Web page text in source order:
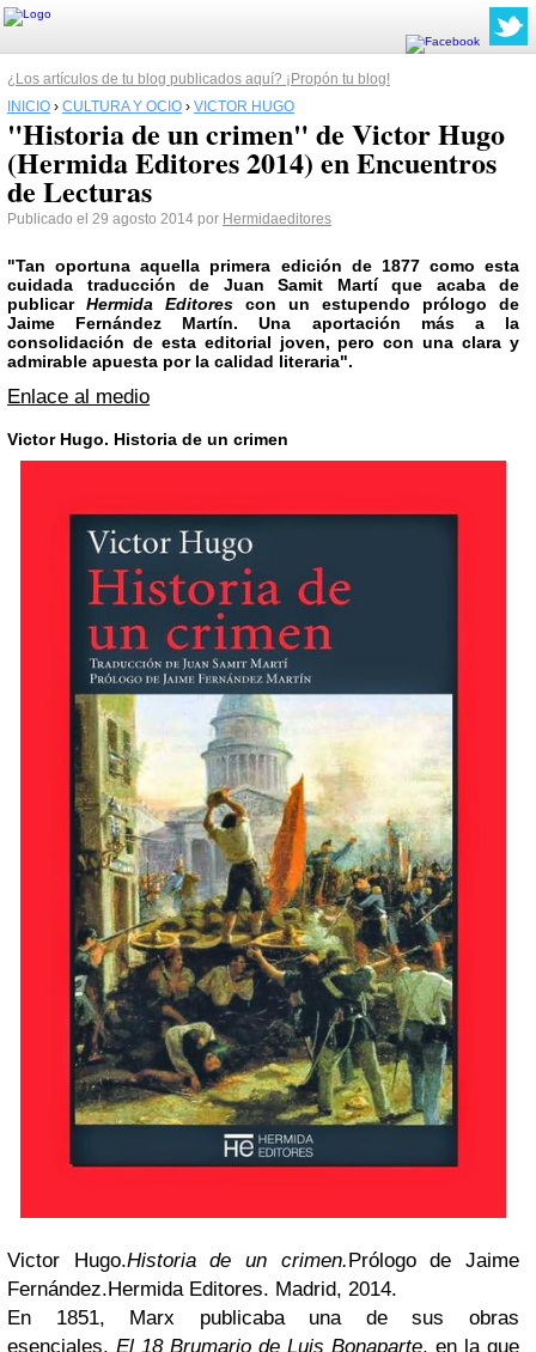
¿Los artículos de tu blog publicados aquí? ¡Propón tu blog!
INICIO › CULTURA Y OCIO › VICTOR HUGO
"Historia de un crimen" de Victor Hugo
(Hermida Editores 2014) en Encuentros
de Lecturas
Publicado el 29 agosto 2014 por Hermidaeditores
"Tan oportuna aquella primera edición de 1877 como esta
cuidada traducción de Juan Samit Martí que acaba de
publicar Hermida Editores con un estupendo prólogo de
Jaime Fernández Martín. Una aportación más a la
consolidación de esta editorial joven, pero con una clara y
admirable apuesta por la calidad literaria".
Enlace al medio
Victor Hugo. Historia de un crimen
Victor Hugo.Historia de un crimen.Prólogo de Jaime
Fernández.Hermida Editores. Madrid, 2014.
En 1851, Marx publicaba una de sus obras
esenciales, El 18 Brumario de Luis Bonaparte, en la que